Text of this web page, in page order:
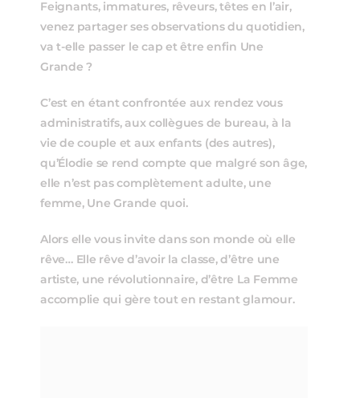
Feignants, immatures, rêveurs, têtes en l’air,
venez partager ses observations du quotidien,
va t-elle passer le cap et être enfin Une
Grande ?
C’est en étant confrontée aux rendez vous
administratifs, aux collègues de bureau, à la
vie de couple et aux enfants (des autres),
qu’Élodie se rend compte que malgré son âge,
elle n’est pas complètement adulte, une
femme, Une Grande quoi.
Alors elle vous invite dans son monde où elle
rêve… Elle rêve d’avoir la classe, d’être une
artiste, une révolutionnaire, d’être La Femme
accomplie qui gère tout en restant glamour.